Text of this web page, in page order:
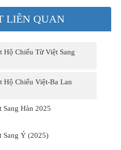
LIÊN QUAN
Hộ Chiếu Từ Việt Sang
Hộ Chiếu Việt-Ba Lan
Hàn 2025
Sang Ý (2025)